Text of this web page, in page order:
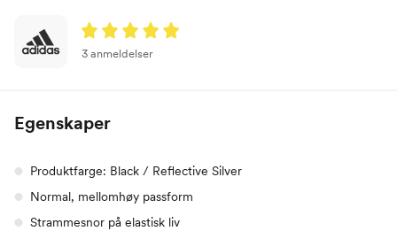
3 anmeldelser
Egenskaper
Produktfarge: Black / Reflective Silver
Normal, mellomhøy passform
Strammesnor på elastisk liv